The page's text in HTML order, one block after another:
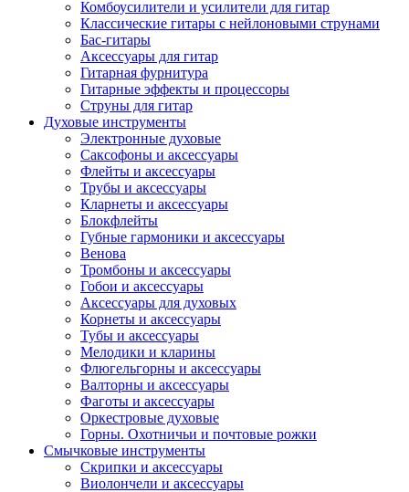
Комбоусилители и усилители для гитар
Классические гитары с нейлоновыми струнами
Бас-гитары
Аксессуары для гитар
Гитарная фурнитура
Гитарные эффекты и процессоры
Струны для гитар
Духовые инструменты
Электронные духовые
Саксофоны и аксессуары
Флейты и аксессуары
Трубы и аксессуары
Кларнеты и аксессуары
Блокфлейты
Губные гармоники и аксессуары
Венова
Тромбоны и аксессуары
Гобои и аксессуары
Аксессуары для духовых
Корнеты и аксессуары
Тубы и аксессуары
Мелодики и кларины
Флюгельгорны и аксессуары
Валторны и аксессуары
Фаготы и аксессуары
Оркестровые духовые
Горны. Охотничьи и почтовые рожки
Смычковые инструменты
Скрипки и аксессуары
Виолончели и аксессуары